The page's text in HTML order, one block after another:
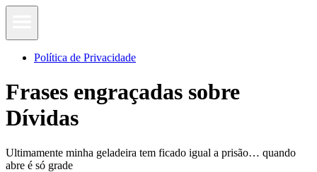
Política de Privacidade
Frases engraçadas sobre
Dívidas
Ultimamente minha geladeira tem ficado igual a prisão… quando
abre é só grade